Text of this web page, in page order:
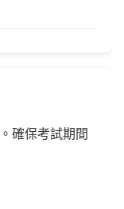
確保考試期間